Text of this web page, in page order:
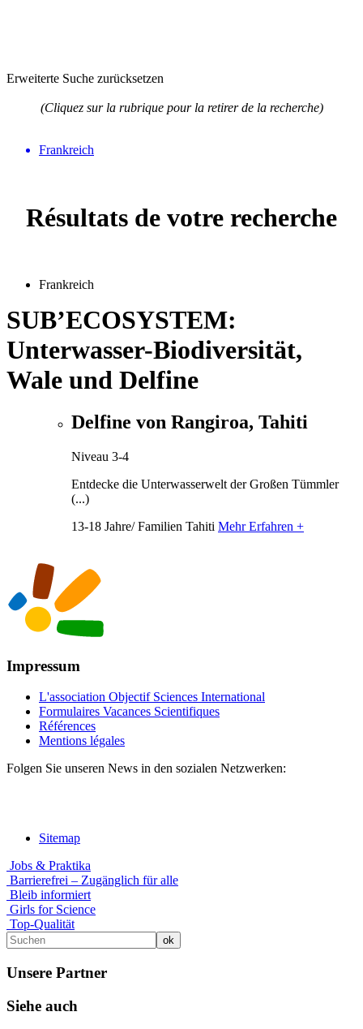
Erweiterte Suche zurücksetzen
(Cliquez sur la rubrique pour la retirer de la recherche)
Frankreich
Résultats de votre recherche
Frankreich
SUB’ECOSYSTEM:
Unterwasser-Biodiversität,
Wale und Delfine
Delfine von Rangiroa, Tahiti
Niveau 3-4
Entdecke die Unterwasserwelt der Großen Tümmler
(...)
13-18 Jahre/ Familien Tahiti Mehr Erfahren +
Impressum
L'association Objectif Sciences International
Formulaires Vacances Scientifiques
Références
Mentions légales
Folgen Sie unseren News in den sozialen Netzwerken:
Sitemap
Jobs & Praktika
Barrierefrei – Zugänglich für alle
Bleib informiert
Girls for Science
Top-Qualität
Unsere Partner
Siehe auch